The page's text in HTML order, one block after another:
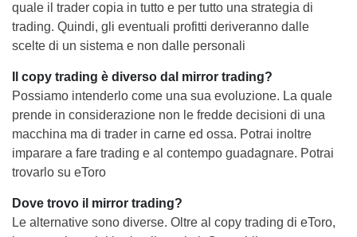
quale il trader copia in tutto e per tutto una strategia di
trading. Quindi, gli eventuali profitti deriveranno dalle
scelte di un sistema e non dalle personali
Il copy trading è diverso dal mirror trading?
Possiamo intenderlo come una sua evoluzione. La quale
prende in considerazione non le fredde decisioni di una
macchina ma di trader in carne ed ossa. Potrai inoltre
imparare a fare trading e al contempo guadagnare. Potrai
trovarlo su eToro
Dove trovo il mirror trading?
Le alternative sono diverse. Oltre al copy trading di eToro,